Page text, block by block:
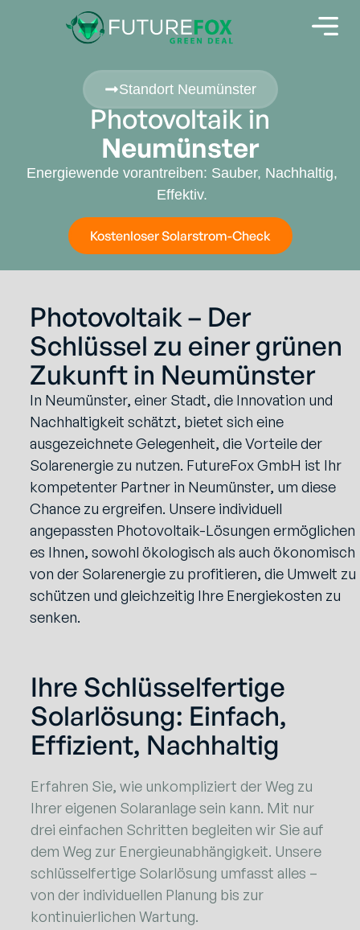
Standort Neumünster
Photovoltaik in
Neumünster
Energiewende vorantreiben: Sauber, Nachhaltig,
Effektiv.
Kostenloser Solarstrom-Check
Photovoltaik – Der
Schlüssel zu einer grünen
Zukunft in Neumünster
In Neumünster, einer Stadt, die Innovation und
Nachhaltigkeit schätzt, bietet sich eine
ausgezeichnete Gelegenheit, die Vorteile der
Solarenergie zu nutzen. FutureFox GmbH ist Ihr
kompetenter Partner in Neumünster, um diese
Chance zu ergreifen. Unsere individuell
angepassten Photovoltaik-Lösungen ermöglichen
es Ihnen, sowohl ökologisch als auch ökonomisch
von der Solarenergie zu profitieren, die Umwelt zu
schützen und gleichzeitig Ihre Energiekosten zu
senken.
Ihre Schlüsselfertige
Solarlösung: Einfach,
Effizient, Nachhaltig
Erfahren Sie, wie unkompliziert der Weg zu
Ihrer eigenen Solaranlage sein kann. Mit nur
drei einfachen Schritten begleiten wir Sie auf
dem Weg zur Energieunabhängigkeit. Unsere
schlüsselfertige Solarlösung umfasst alles –
von der individuellen Planung bis zur
kontinuierlichen Wartung.